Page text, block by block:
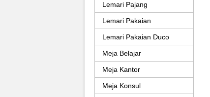
Lemari Pajang
Lemari Pakaian
Lemari Pakaian Duco
Meja Belajar
Meja Kantor
Meja Konsul